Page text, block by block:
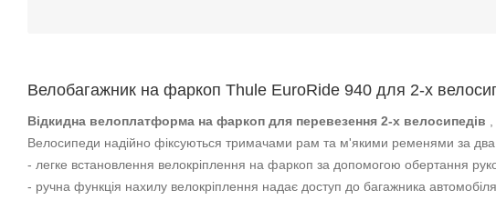
Велобагажник на фаркоп Thule EuroRide 940 для 2-х
Відкидна велоплатформа на фаркоп для перевезення 2-х велосипедів ,
Велосипеди надійно фіксуються тримачами рам та м'якими ременями за два
- легке встановлення велокріплення на фаркоп за допомогою обертання
- ручна функція нахилу велокріплення надає доступ до багажника автомобіля